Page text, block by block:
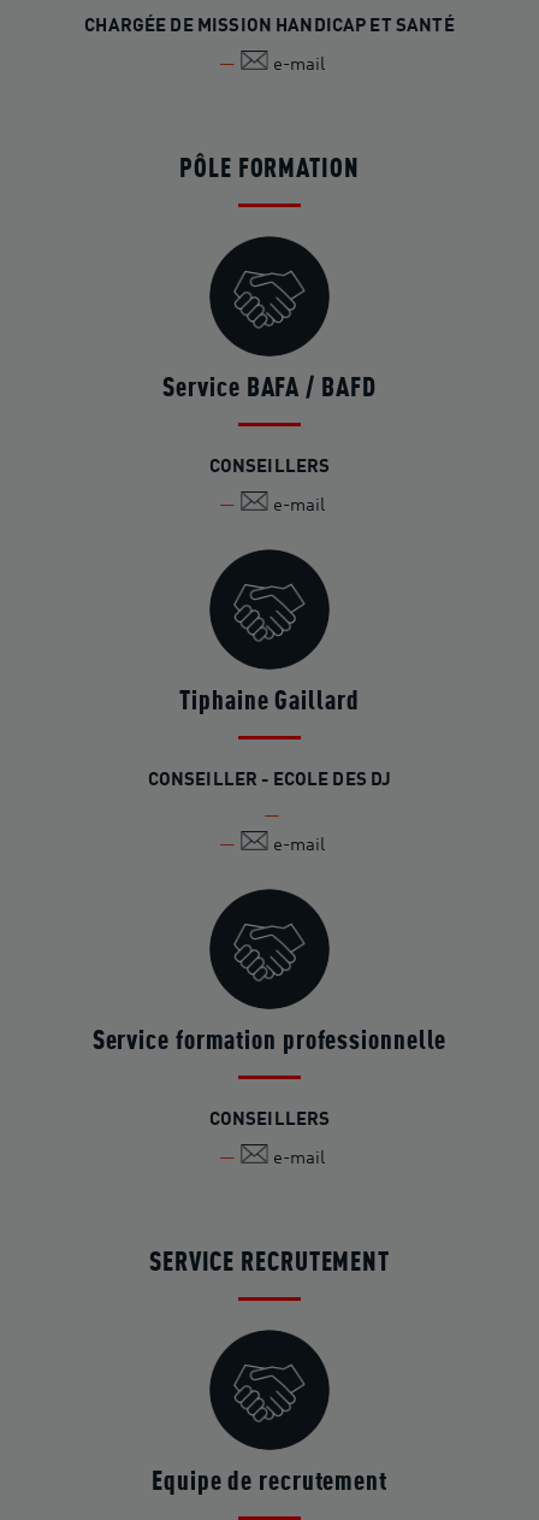
CHARGÉE DE MISSION HANDICAP ET SANTÉ
e-mail
PÔLE FORMATION
Service BAFA / BAFD
CONSEILLERS
e-mail
Tiphaine Gaillard
CONSEILLER - ECOLE DES DJ
e-mail
Service formation professionnelle
CONSEILLERS
e-mail
SERVICE RECRUTEMENT
Equipe de recrutement